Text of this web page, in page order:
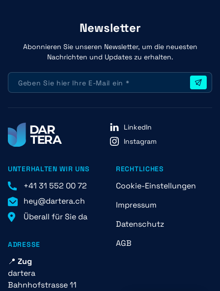
Newsletter
Abonnieren Sie unseren Newsletter, um die neuesten
Nachrichten und Updates zu erhalten.
LinkedIn
Instagram
UNTERHALTEN WIR UNS
+41 31 552 00 72
hey@dartera.ch
Überall für Sie da
RECHTLICHES
Cookie-Einstellungen
Impressum
Datenschutz
AGB
ADRESSE
📍 Zug
dartera
Bahnhofstrasse 11